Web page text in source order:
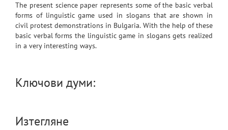
The present science paper represents some of the basic verbal
forms of linguistic game used in slogans that are shown in
civil protest demonstrations in Bulgaria. With the help of these
basic verbal forms the linguistic game in slogans gets realized
in a very interesting ways.
Ключови думи:
Изтегляне